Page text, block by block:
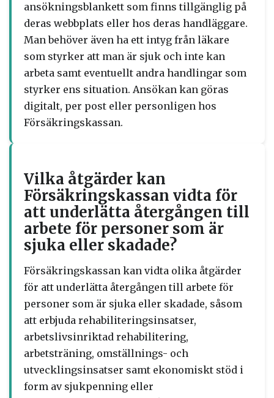
ansökningsblankett som finns tillgänglig på
deras webbplats eller hos deras handläggare.
Man behöver även ha ett intyg från läkare
som styrker att man är sjuk och inte kan
arbeta samt eventuellt andra handlingar som
styrker ens situation. Ansökan kan göras
digitalt, per post eller personligen hos
Försäkringskassan.
Vilka åtgärder kan
Försäkringskassan vidta för
att underlätta återgången till
arbete för personer som är
sjuka eller skadade?
Försäkringskassan kan vidta olika åtgärder
för att underlätta återgången till arbete för
personer som är sjuka eller skadade, såsom
att erbjuda rehabiliteringsinsatser,
arbetslivsinriktad rehabilitering,
arbetsträning, omställnings- och
utvecklingsinsatser samt ekonomiskt stöd i
form av sjukpenning eller